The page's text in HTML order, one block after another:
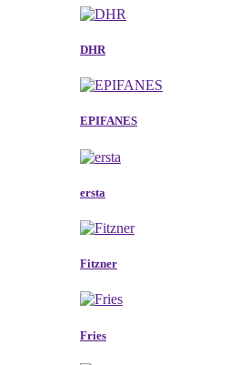
DHR
EPIFANES
ersta
Fitzner
Fries